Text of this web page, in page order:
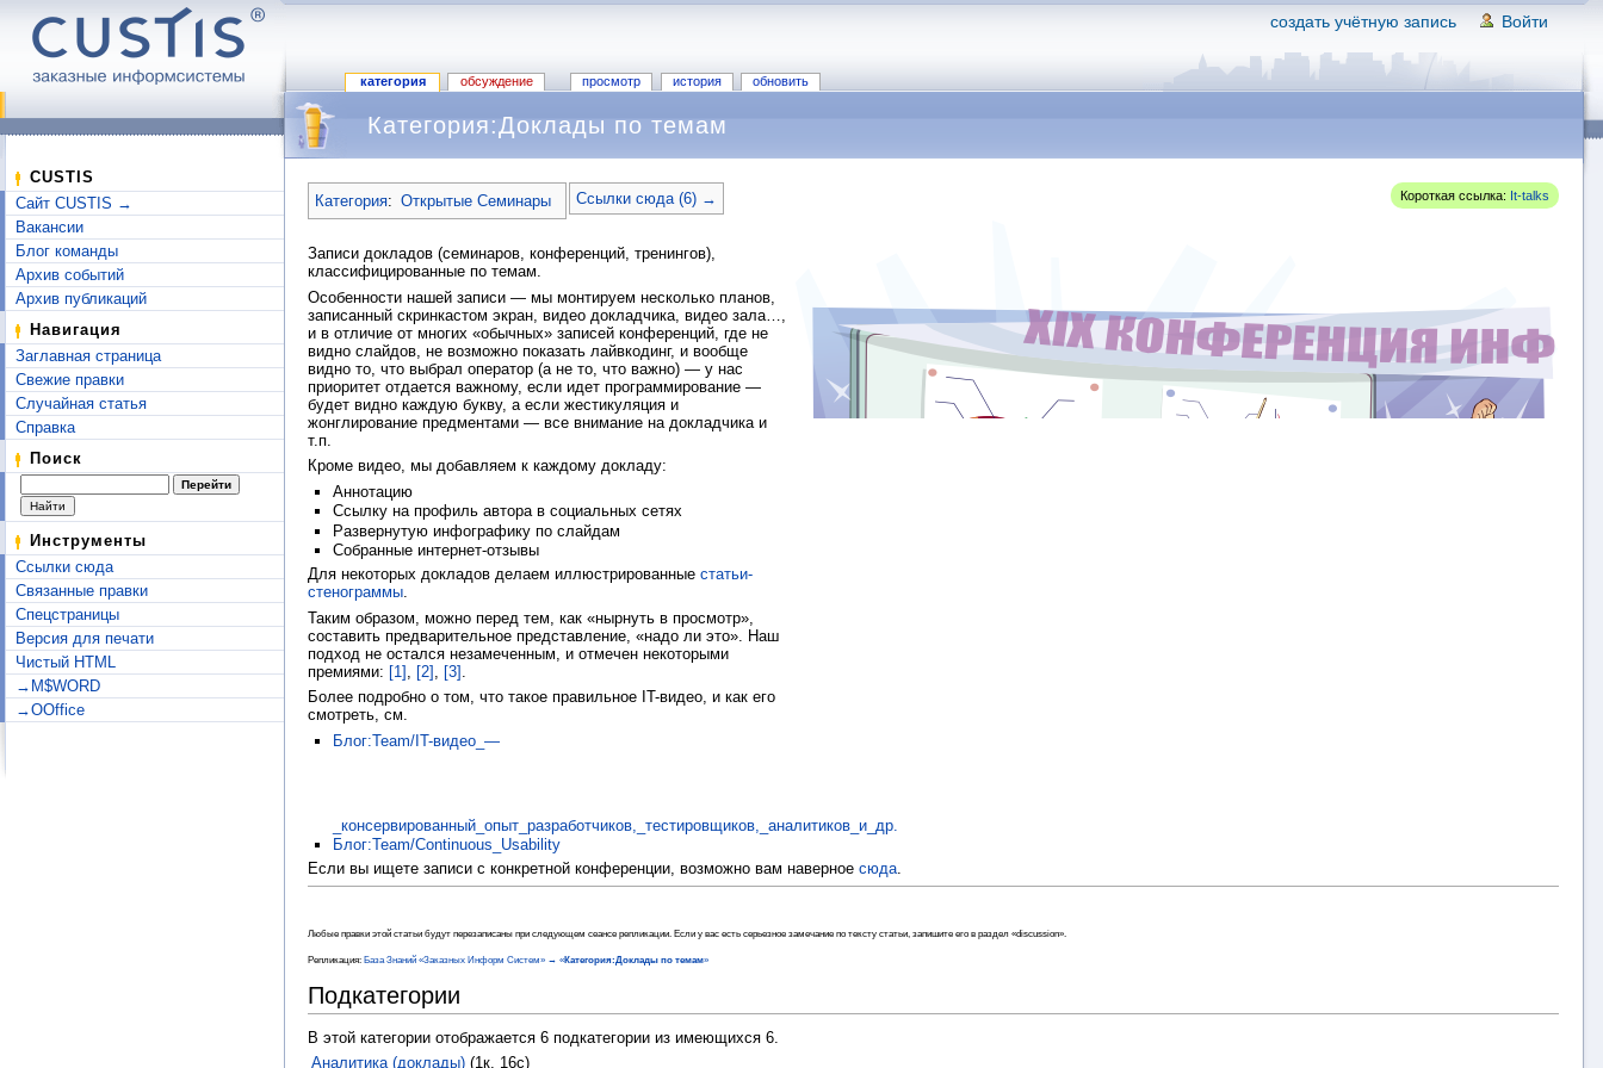
создать учётную запись Войти
категория обсуждение просмотр история обновить
CUSTIS
Сайт CUSTIS →
Вакансии
Блог команды
Архив событий
Архив публикаций
Навигация
Заглавная страница
Свежие правки
Случайная статья
Справка
Поиск
Инструменты
Ссылки сюда
Связанные правки
Спецстраницы
Версия для печати
Чистый HTML
→M$WORD
→OOffice
Категория:Доклады по темам
Категория: Открытые Семинары Короткая ссылка: It-talks
Ссылки сюда (6) →
Записи докладов (семинаров, конференций, тренингов),
классифицированные по темам.
Особенности нашей записи — мы монтируем несколько планов,
записанный скринкастом экран, видео докладчика, видео зала…,
и в отличие от многих «обычных» записей конференций, где не
видно слайдов, не возможно показать лайвкодинг, и вообще
видно то, что выбрал оператор (а не то, что важно) — у нас
приоритет отдается важному, если идет программирование —
будет видно каждую букву, а если жестикуляция и
жонглирование предментами — все внимание на докладчика и
т.п.
Кроме видео, мы добавляем к каждому докладу:
Аннотацию
Ссылку на профиль автора в социальных сетях
Развернутую инфографику по слайдам
Собранные интернет-отзывы
Для некоторых докладов делаем иллюстрированные статьи-
стенограммы.
Таким образом, можно перед тем, как «нырнуть в просмотр»,
составить предварительное представление, «надо ли это». Наш
подход не остался незамеченным, и отмечен некоторыми
премиями: [1] [2] [3]
Более подробно о том, что такое правильное IT-видео, и как его
смотреть, см.
Блог:Team/IT-видео_—
_консервированный_опыт_разработчиков,_тестировщиков,_аналитиков_и_др.
Блог:Team/Continuous_Usability
Если вы ищете записи с конкретной конференции, возможно вам наверное сюда.
Любые правки этой статьи будут перезаписаны при следующем сеансе репликации. Если у вас есть серьезное замечание по тексту статьи, запишите его в раздел «discussion».
Репликация: База Знаний «Заказных Информ Систем» → «Категория:Доклады по темам»
Подкатегории
В этой категории отображается 6 подкатегории из имеющихся 6.
Аналитика (доклады) ‎(1к, 16с)